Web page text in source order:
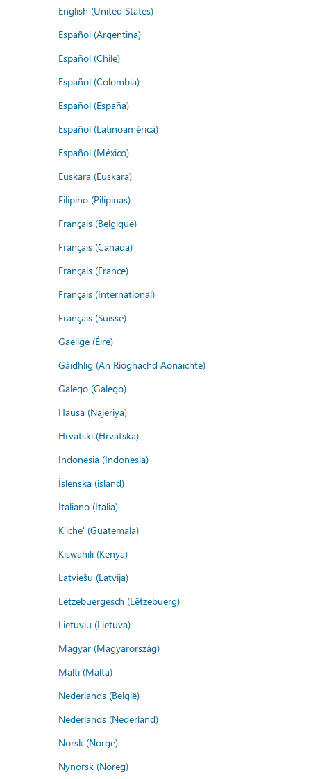
English (United States)
Español (Argentina)
Español (Chile)
Español (Colombia)
Español (España)
Español (Latinoamérica)
Español (México)
Euskara (Euskara)
Filipino (Pilipinas)
Français (Belgique)
Français (Canada)
Français (France)
Français (International)
Français (Suisse)
Gaeilge (Éire)
Gàidhlig (An Rìoghachd Aonaichte)
Galego (Galego)
Hausa (Najeriya)
Hrvatski (Hrvatska)
Indonesia (Indonesia)
Íslenska (ísland)
Italiano (Italia)
K'iche' (Guatemala)
Kiswahili (Kenya)
Latviešu (Latvija)
Lëtzebuergesch (Lëtzebuerg)
Lietuvių (Lietuva)
Magyar (Magyarország)
Malti (Malta)
Nederlands (België)
Nederlands (Nederland)
Norsk (Norge)
Nynorsk (Noreg)